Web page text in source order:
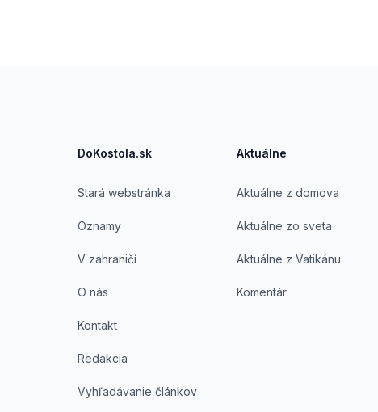
DoKostola.sk
Stará webstránka
Oznamy
V zahraničí
O nás
Kontakt
Redakcia
Vyhľadávanie článkov
Aktuálne
Aktuálne z domova
Aktuálne zo sveta
Aktuálne z Vatikánu
Komentár